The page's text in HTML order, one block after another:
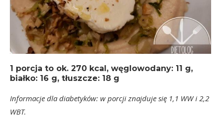
1 porcja to ok. 270 kcal, węglowodany: 11 g,
białko: 16 g, tłuszcze: 18 g
Informacje dla diabetyków: w porcji znajduje się 1,1 WW i 2,2
WBT.